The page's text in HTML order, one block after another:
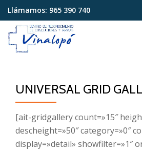
Saltar
contenido
Llámamos: 965 390 740
UNIVERSAL GRID
[ait-gridgallery count=»15″
descheight=»50″ category=»0″
display=»detail» showfilter=»1″